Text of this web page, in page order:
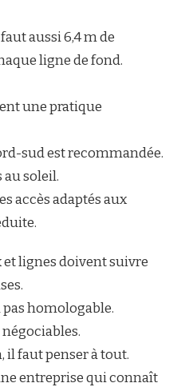
aussi 6,4 m de
ligne de fond.
une pratique
sud est recommandée.
au soleil.
accès adaptés aux
et lignes doivent suivre
homologable.
il faut penser à tout.
entreprise qui connaît